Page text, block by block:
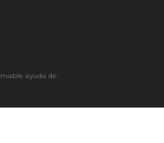
ayuda de: